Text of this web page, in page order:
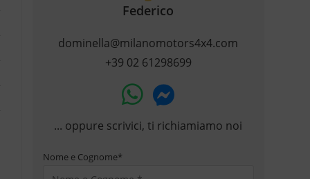
Federico
dominella@milanomotors4x4.com
+39 02 61298699
... oppure scrivici, ti richiamiamo noi
Nome e Cognome*